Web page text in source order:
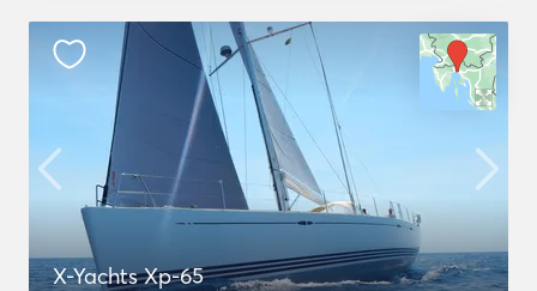
X-Yachts Xp-65